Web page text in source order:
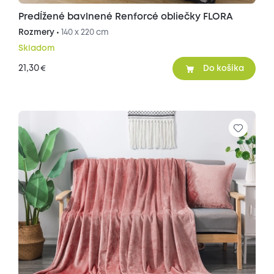
Predĺžené bavlnené Renforcé obliečky FLORA
Rozmery • 140 x 220 cm
Skladom
21,30€ Do košíka